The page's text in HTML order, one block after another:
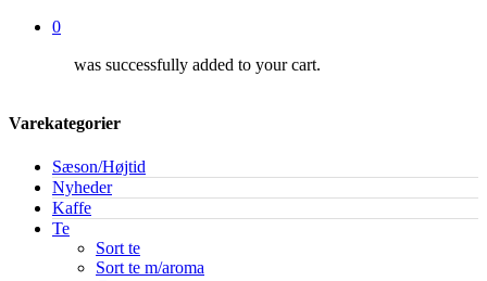
0
was successfully added to your cart.
Varekategorier
Sæson/Højtid
Nyheder
Kaffe
Te
Sort te
Sort te m/aroma